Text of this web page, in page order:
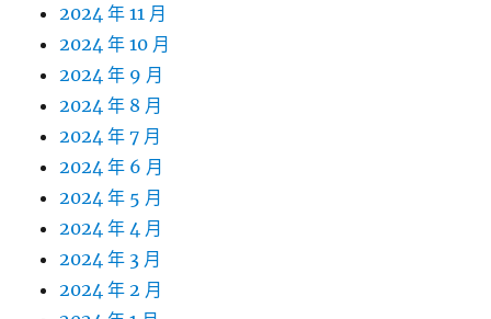
2024 年 11 月
2024 年 10 月
2024 年 9 月
2024 年 8 月
2024 年 7 月
2024 年 6 月
2024 年 5 月
2024 年 4 月
2024 年 3 月
2024 年 2 月